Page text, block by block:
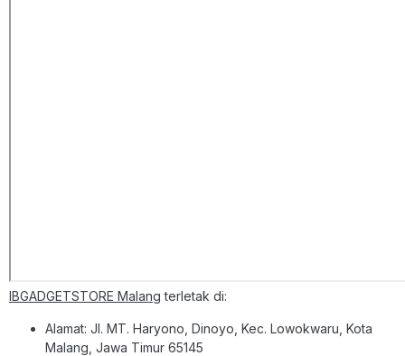
IBGADGETSTORE Malang terletak di:
Alamat: Jl. MT. Haryono, Dinoyo, Kec. Lowokwaru, Kota
Malang, Jawa Timur 65145